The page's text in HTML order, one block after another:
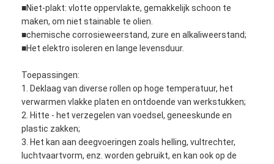
Huis
Producten
Ongeveer ons
■Niet-plakt: vlotte oppervlakte, gemakkelijk schoon te
maken, om niet stainable te olien.
■chemische corrosieweerstand, zure en alkaliweerstand;
■Het elektro isoleren en lange levensduur.
Toepassingen:
1. Deklaag van diverse rollen op hoge temperatuur, het
verwarmen vlakke platen en ontdoende van werkstukken;
2. Hitte - het verzegelen van voedsel, geneeskunde en
plastic zakken;
3. Het kan aan deegvoeringen zoals helling, vultrechter,
luchtvaartvorm, enz. worden gebruikt, en kan ook op de